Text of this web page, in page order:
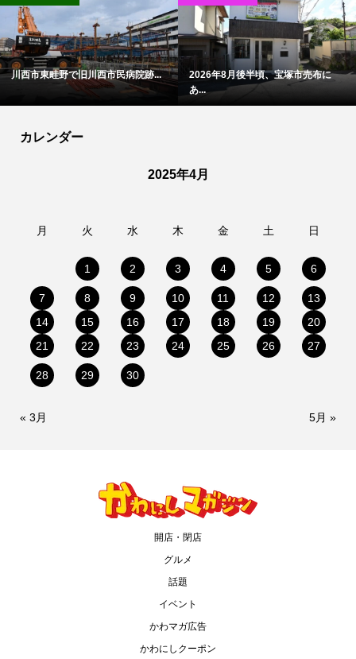
川西市東畦野で旧川西市民病院跡...
2026年8月後半頃、宝塚市売布に
あ...
カレンダー
2025年4月
月 火 水 木 金 土 日
1 2 3 4 5 6
7 8 9 10 11 12
13
14
15 16 17 18 19
20
21
22 23 24 25 26 27
28 29 30
« 3月 5月 »
開店・閉店
グルメ
話題
イベント
かわマガ広告
かわにしクーポン